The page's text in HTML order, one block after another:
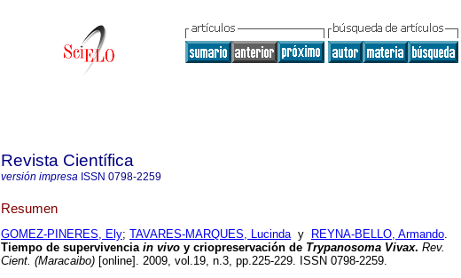
Revista Científica
versión impresa ISSN 0798-2259
Resumen
GOMEZ-PINERES, Ely; TAVARES-MARQUES, Lucinday REYNA-BELLO, Armando.
Tiempo de supervivencia in vivo y criopreservación de Trypanosoma Vivax. Rev.
Cient. (Maracaibo) [online]. 2009, vol.19, n.3, pp.225-229. ISSN 0798-2259.